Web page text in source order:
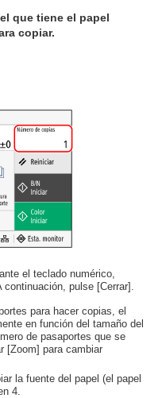
que tiene el papel
copiar.
el teclado numérico,
pulse [Cerrar].
para hacer copias, el
en función del tamaño del
de pasaportes que se
[Zoom] para cambiar
la fuente del papel (el papel
4.